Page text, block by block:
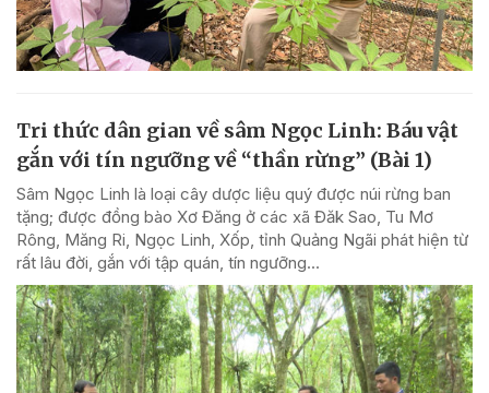
Tri thức dân gian về sâm Ngọc Linh: Báu vật
gắn với tín ngưỡng về “thần rừng” (Bài 1)
Sâm Ngọc Linh là loại cây dược liệu quý được núi rừng ban
tặng; được đồng bào Xơ Đăng ở các xã Đăk Sao, Tu Mơ
Rông, Măng Ri, Ngọc Linh, Xốp, tỉnh Quảng Ngãi phát hiện từ
rất lâu đời, gắn với tập quán, tín ngưỡng...